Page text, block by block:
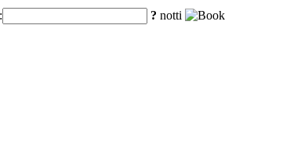
? notti